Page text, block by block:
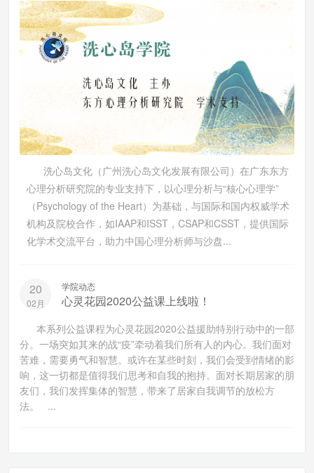
洗心岛文化（广州洗心岛文化发展有限公司）在广东东方
心理分析研究院的专业支持下，以心理分析与“核心心理学”
（Psychology of the Heart）为基础，与国际和国内权威学术
机构及院校合作，如IAAP和ISST，CSAP和CSST，提供国际
化学术交流平台，助力中国心理分析师与沙盘...
20
02月
学院动态
心灵花园2020公益课上线啦！
本系列公益课程为心灵花园2020公益援助特别行动中的一部
分。一场突如其来的战“疫”牵动着我们所有人的内心。我们面对
苦难，需要勇气和智慧。或许在某些时刻，我们会受到情绪的影
响，这一切都是值得我们思考和自我的抱持。面对长期居家的朋
友们，我们发挥集体的智慧，带来了居家自我调节的放松方
法。 ...